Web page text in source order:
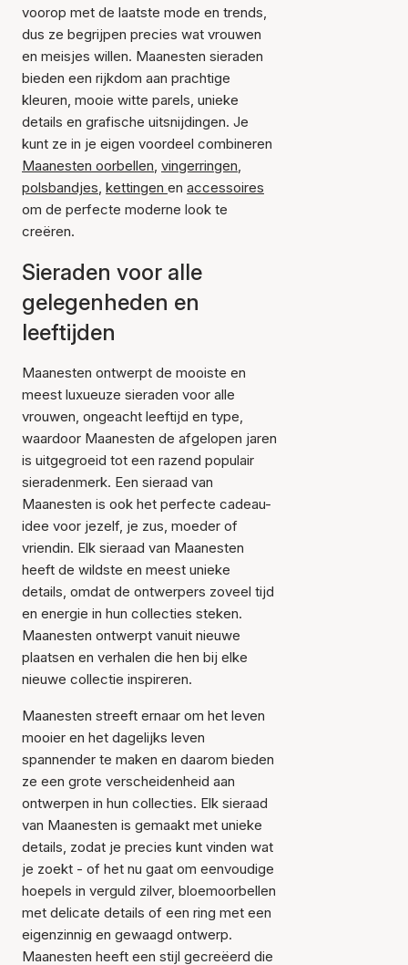
voorop met de laatste mode en trends,
dus ze begrijpen precies wat vrouwen
en meisjes willen. Maanesten sieraden
bieden een rijkdom aan prachtige
kleuren, mooie witte parels, unieke
details en grafische uitsnijdingen. Je
kunt ze in je eigen voordeel combineren
Maanesten oorbellen, vingerringen,
polsbandjes, kettingen en accessoires
om de perfecte moderne look te
creëren.
Sieraden voor alle
gelegenheden en
leeftijden
Maanesten ontwerpt de mooiste en
meest luxueuze sieraden voor alle
vrouwen, ongeacht leeftijd en type,
waardoor Maanesten de afgelopen jaren
is uitgegroeid tot een razend populair
sieradenmerk. Een sieraad van
Maanesten is ook het perfecte cadeau-
idee voor jezelf, je zus, moeder of
vriendin. Elk sieraad van Maanesten
heeft de wildste en meest unieke
details, omdat de ontwerpers zoveel tijd
en energie in hun collecties steken.
Maanesten ontwerpt vanuit nieuwe
plaatsen en verhalen die hen bij elke
nieuwe collectie inspireren.
Maanesten streeft ernaar om het leven
mooier en het dagelijks leven
spannender te maken en daarom bieden
ze een grote verscheidenheid aan
ontwerpen in hun collecties. Elk sieraad
van Maanesten is gemaakt met unieke
details, zodat je precies kunt vinden wat
je zoekt - of het nu gaat om eenvoudige
hoepels in verguld zilver, bloemoorbellen
met delicate details of een ring met een
eigenzinnig en gewaagd ontwerp.
Maanesten heeft een stijl gecreëerd die